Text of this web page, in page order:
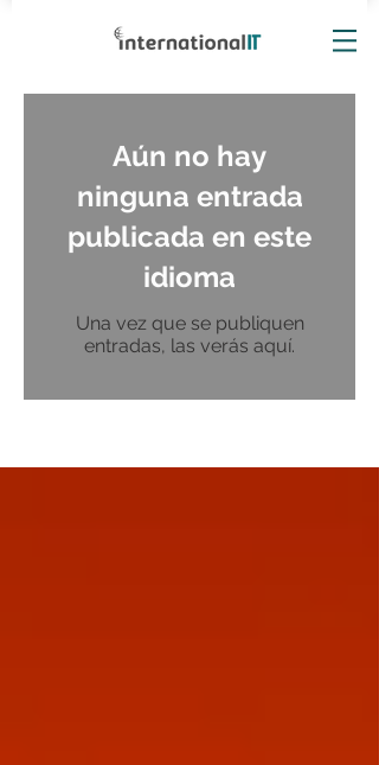
Aún no hay
ninguna entrada
publicada en este
idioma
Una vez que se publiquen
entradas, las verás aquí.